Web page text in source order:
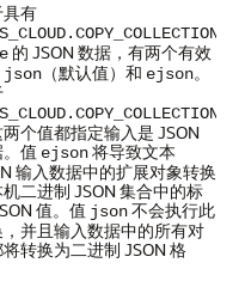
有
的 JSON 数据，有两个有效
json （默认值）和 ejson。
两个值都指定输入是 JSON
值 ejson将导致文本
输入数据中的扩展对象转换
二进制 JSON 集合中的标
值。值 json不会执行此
并且输入数据中的所有对
转换为二进制 JSON 格